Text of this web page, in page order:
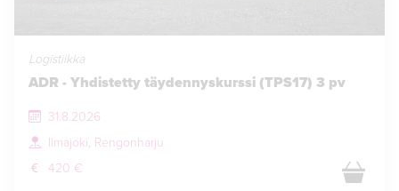
Logistiikka
ADR - Yhdistetty täydennyskurssi (TPS17) 3 pv
31.8.2026
Ilmajoki, Rengonharju
420 €